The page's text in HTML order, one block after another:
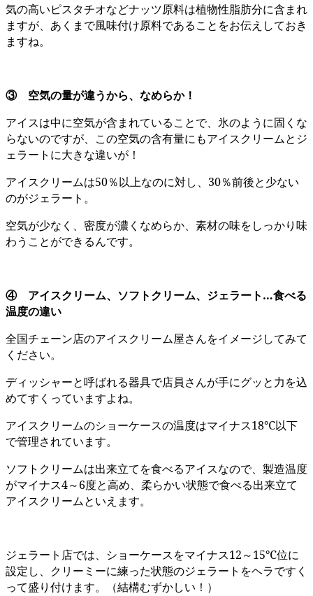
気の高いピスタチオなどナッツ原料は植物性脂肪分に含まれ
ますが、あくまで風味付け原料であることをお伝えしておき
ますね。
③ 空気の量が違うから、なめらか！
アイスは中に空気が含まれていることで、氷のように固くな
らないのですが、この空気の含有量にもアイスクリームとジ
ェラートに大きな違いが！
アイスクリームは50％以上なのに対し、30％前後と少ない
のがジェラート。
空気が少なく、密度が濃くなめらか、素材の味をしっかり味
わうことができるんです。
④ アイスクリーム、ソフトクリーム、ジェラート…食べる
温度の違い
全国チェーン店のアイスクリーム屋さんをイメージしてみて
ください。
ディッシャーと呼ばれる器具で店員さんが手にグッと力を込
めてすくっていますよね。
アイスクリームのショーケースの温度はマイナス18℃以下
で管理されています。
ソフトクリームは出来立てを食べるアイスなので、製造温度
がマイナス4～6度と高め、柔らかい状態で食べる出来立て
アイスクリームといえます。
ジェラート店では、ショーケースをマイナス12～15℃位に
設定し、クリーミーに練った状態のジェラートをヘラですく
って盛り付けます。（結構むずかしい！）